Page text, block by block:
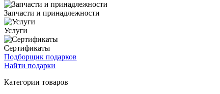
Запчасти и принадлежности
Услуги
Сертификаты
Подборщик подарков
Найти подарки
Категории товаров